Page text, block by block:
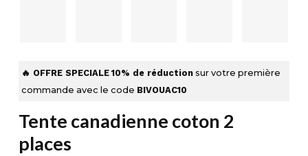
🔥 OFFRE SPECIALE 10% de réduction sur votre première
commande avec le code BIVOUAC10
Tente canadienne coton 2
places